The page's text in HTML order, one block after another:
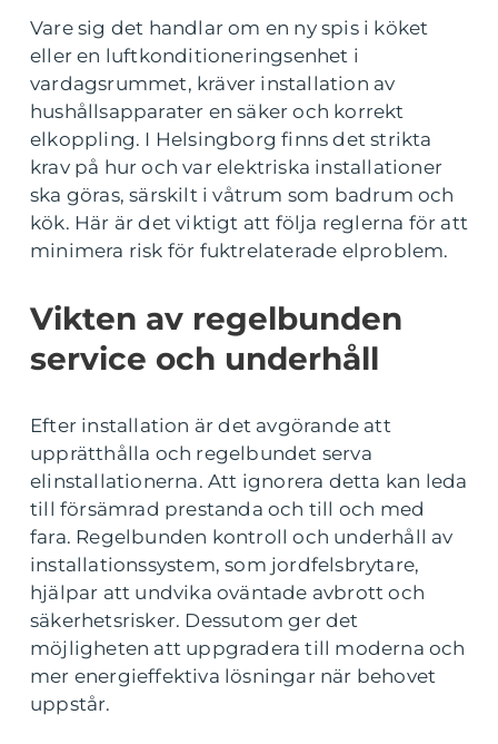
Vare sig det handlar om en ny spis i köket
eller en luftkonditioneringsenhet i
vardagsrummet, kräver installation av
hushållsapparater en säker och korrekt
elkoppling. I Helsingborg finns det strikta
krav på hur och var elektriska installationer
ska göras, särskilt i våtrum som badrum och
kök. Här är det viktigt att följa reglerna för att
minimera risk för fuktrelaterade elproblem.
Vikten av regelbunden
service och underhåll
Efter installation är det avgörande att
upprätthålla och regelbundet serva
elinstallationerna. Att ignorera detta kan leda
till försämrad prestanda och till och med
fara. Regelbunden kontroll och underhåll av
installationssystem, som jordfelsbrytare,
hjälpar att undvika oväntade avbrott och
säkerhetsrisker. Dessutom ger det
möjligheten att uppgradera till moderna och
mer energieffektiva lösningar när behovet
uppstår.